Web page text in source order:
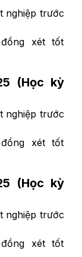
nghiệp trước
xét tốt
(Học kỳ
nghiệp trước
xét tốt
(Học kỳ
nghiệp trước
xét tốt